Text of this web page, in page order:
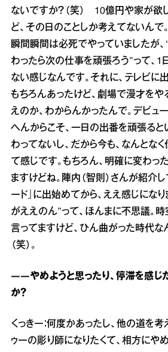
ないですか？（笑） 10億円や家が欲
ど、その日のことしか考えてないんで
瞬間瞬間は必死でやっていましたが、
わったら次の仕事を頑張ろう”って、1
ない感じなんです。それに、テレビに
もちろんあったけど、劇場で漫才をや
えのか、わからんかったんで。デビュ
へんからこそ、一日の出番を頑張ると
わってないし、だから今も、なんとな
て感じです。もちろん、明確に変わっ
ますけどね。陣内（智則）さんが紹介し
ード』に出始めてから、ええ感じにな
がええのん”って、ほんまに不思議。
言ってますけど、ひん曲がった時代な
（笑）。
――やめようと思ったり、停滞を感じ
か？
くっきー：何度かあったし、他の道を考
ゥーの彫り師になりたくて、相方にや